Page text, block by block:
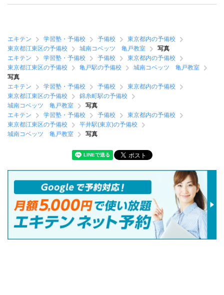
エキテン 学習塾・予備校 予備校
東京都内の予備校
東京都江東区の予備校
城南コベッツ 亀戸教室
写真
エキテン
学習塾・予備校 予備校
東京都内の予備校
東京都江東区の予備校
亀戸駅の予備校
城南コベッツ 亀戸教室
写真
エキテン
学習塾・予備校 予備校
東京都内の予備校
東京都江東区の予備校
錦糸町駅の予備校
城南コベッツ 亀戸教室
写真
エキテン
学習塾・予備校 予備校
東京都内の予備校
東京都江東区の予備校
平井駅(東京)の予備校
城南コベッツ 亀戸教室
写真